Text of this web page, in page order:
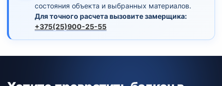
состояния объекта и выбранных материалов.
Для точного расчета вызовите замерщика:
+375(25)900-25-55